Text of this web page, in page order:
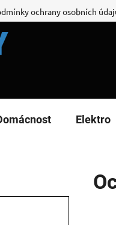
ochrany osobních
Elektro